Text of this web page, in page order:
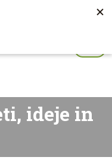
ideje in